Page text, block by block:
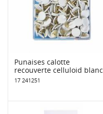
Punaises calotte
recouverte celluloid blanc
17 241251